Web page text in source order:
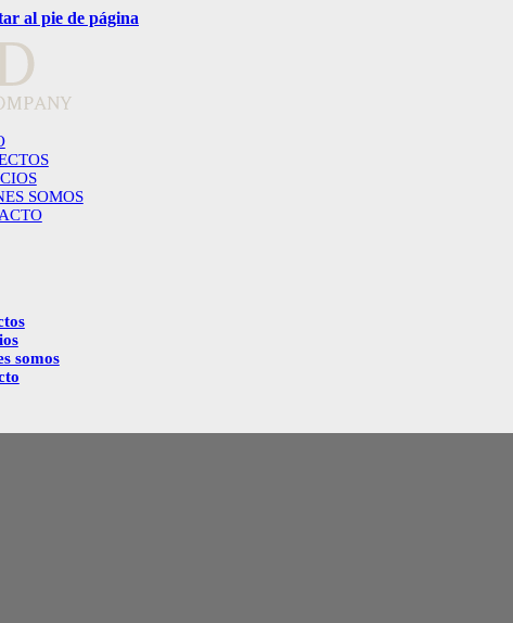
al pie de página
SOMOS
somos